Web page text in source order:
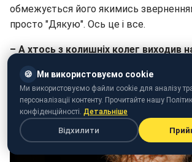
обмежується його якимись
просто "Дякую". Ось це і все.
– А хтось з колишніх колег виходив
– Ні. І мені абсолютно все одно.
🍪 Ми використовуємо cookie
Ми використовуємо файли cookie для аналізу
персоналізації контенту. Прочитайте нашу
конфіденційності. Детальніше
Відхилити